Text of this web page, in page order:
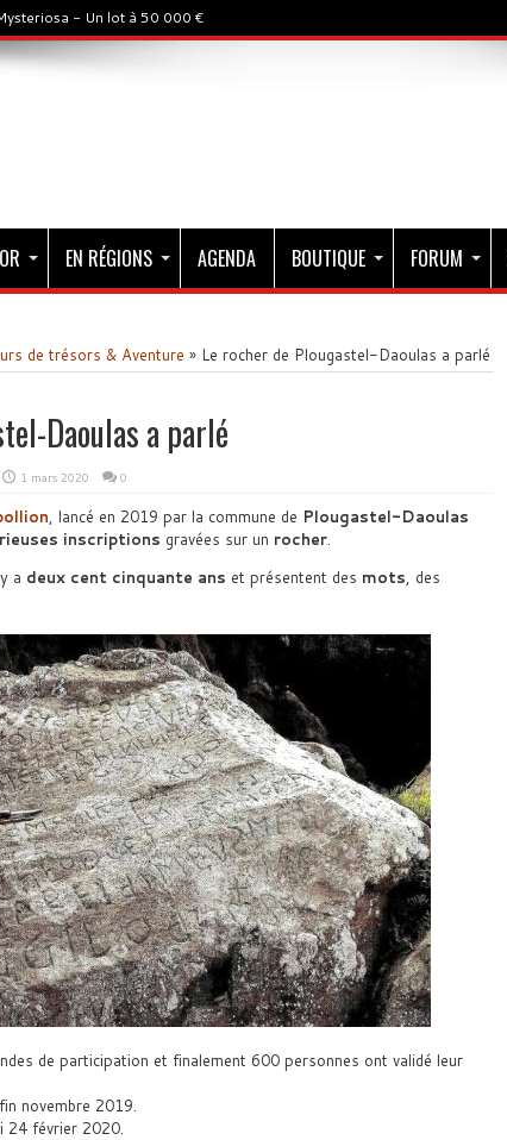
- Un lot à 50 000 €
EN RÉGIONS AGENDA BOUTIQUE FORUM
de trésors & Aventure » Le rocher de Plougastel-Daoulas a parlé
Daoulas a parlé
1 mars 2020 0
, lancé en 2019 par la commune de Plougastel-Daoulas
inscriptions gravées sur un rocher.
a deux cent cinquante ans et présentent des mots, des
de participation et finalement 600 personnes ont validé leur
novembre 2019.
24 février 2020.